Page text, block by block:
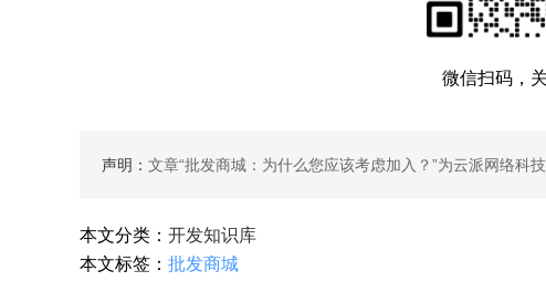
微信扫码，
声明： 文章“批发商城：为什么您应该考虑加入？ ”为云派网络科
本文分类： 开发知识库
本文标签： 批发商城